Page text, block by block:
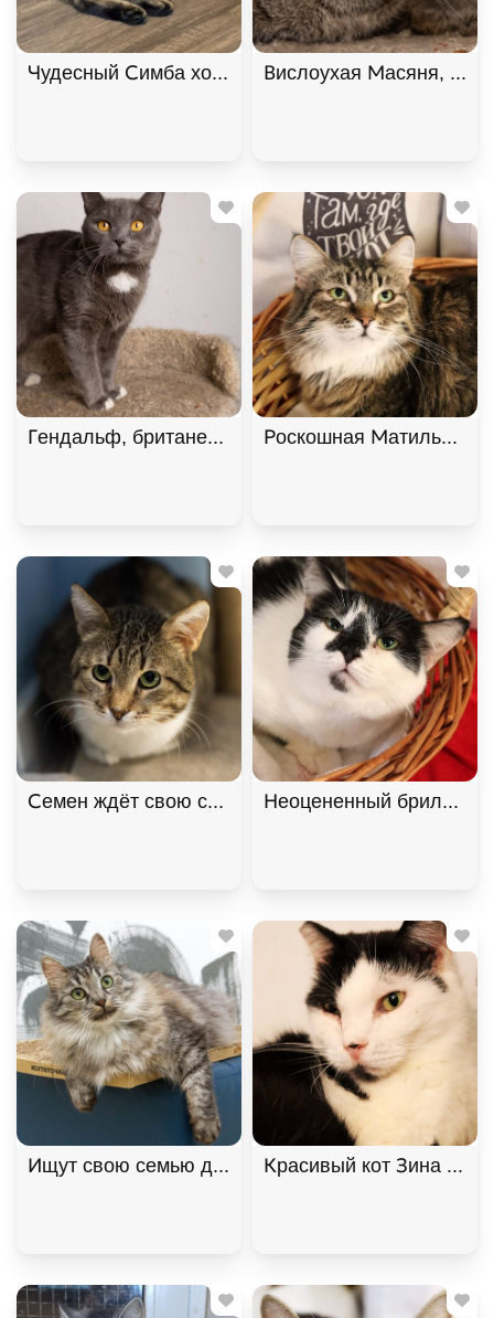
Чудесный Симба хочет подарить любовь. В дар!
Вислоухая Масяня,
Гендальф, британец, особенный котик. В дар!,
Роскошная Матильда в
Семен ждёт свою семью Неоцененный
Ищут свою семью два "пушистых облака",
Красивый кот Зина